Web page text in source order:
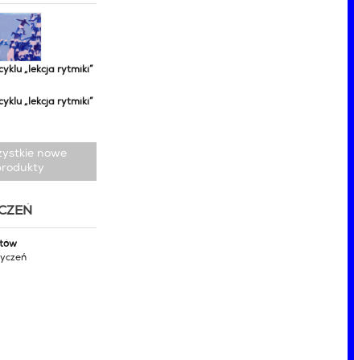
„lekcja rytmiki”
„lekcja rytmiki”
nowe